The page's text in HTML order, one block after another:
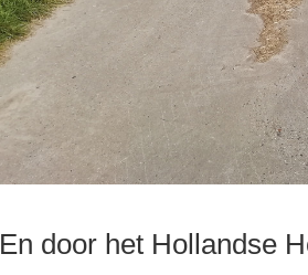
En door het Hollandse